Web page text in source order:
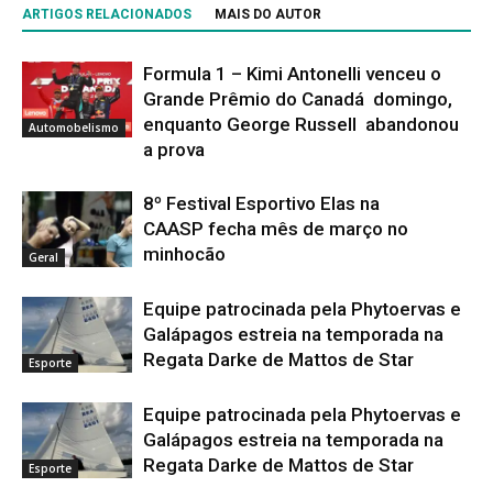
ARTIGOS RELACIONADOS MAIS DO AUTOR
Automobelismo
Formula 1 – Kimi Antonelli venceu o
Grande Prêmio do Canadá domingo,
enquanto George Russell abandonou
a prova
Geral
8º Festival Esportivo Elas na
CAASP fecha mês de março no
minhocão
Esporte
Equipe patrocinada pela Phytoervas e
Galápagos estreia na temporada na
Regata Darke de Mattos de Star
Esporte
Equipe patrocinada pela Phytoervas e
Galápagos estreia na temporada na
Regata Darke de Mattos de Star